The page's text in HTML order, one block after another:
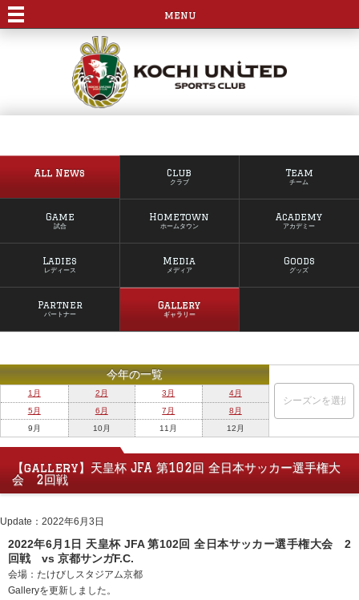
menu
All News Club
クラブ
Team
チーム
Game
試合
Hometown
ホームタウン
Academy
アカデミー
Ladies
レディース
Media
メディア
Goods
グッズ
Partner
パートナー
Gallery
ギャラリー
今年の一覧
1月 2月 3月
4月
5月
6月 7月
8月
9月
10月 11月 12月
【gallery】天皇杯 JFA 第102回 全日本サッカー選手権大
会 2回戦
Update：2022年6月3日
2022年6月1日 天皇杯 JFA 第102回 全日本サッカー選手権大会 2
回戦 vs 京都サンガF.C.
会場：たけびしスタジアム京都
Galleryを更新しました。